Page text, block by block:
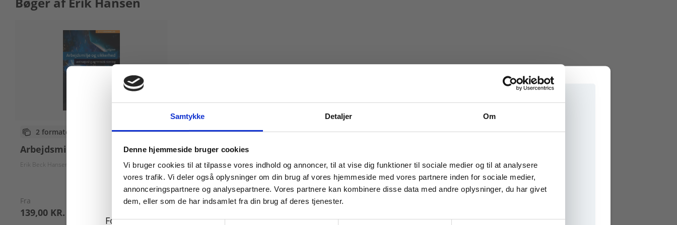
Samtykke Detaljer Om
Denne hjemmeside bruger cookies
Vi bruger cookies til at tilpasse vores indhold og annoncer, til at vise dig funktioner til sociale medier og til at analysere
vores trafik. Vi deler også oplysninger om din brug af vores hjemmeside med vores partnere inden for sociale medier,
annonceringspartnere og analysepartnere. Vores partnere kan kombinere disse data med andre oplysninger, du har givet
dem, eller som de har indsamlet fra din brug af deres tjenester.
2 formater
Arbejdsmiljø og sikkerhed
Erik Beck Hansen John Vagn Estrup Peter Larsen
Fra
139,00 KR.
Køb læremidler og find masterclasses mm.
For privatkunder og
For institutioner og
Tilgå dine onlinematerialer